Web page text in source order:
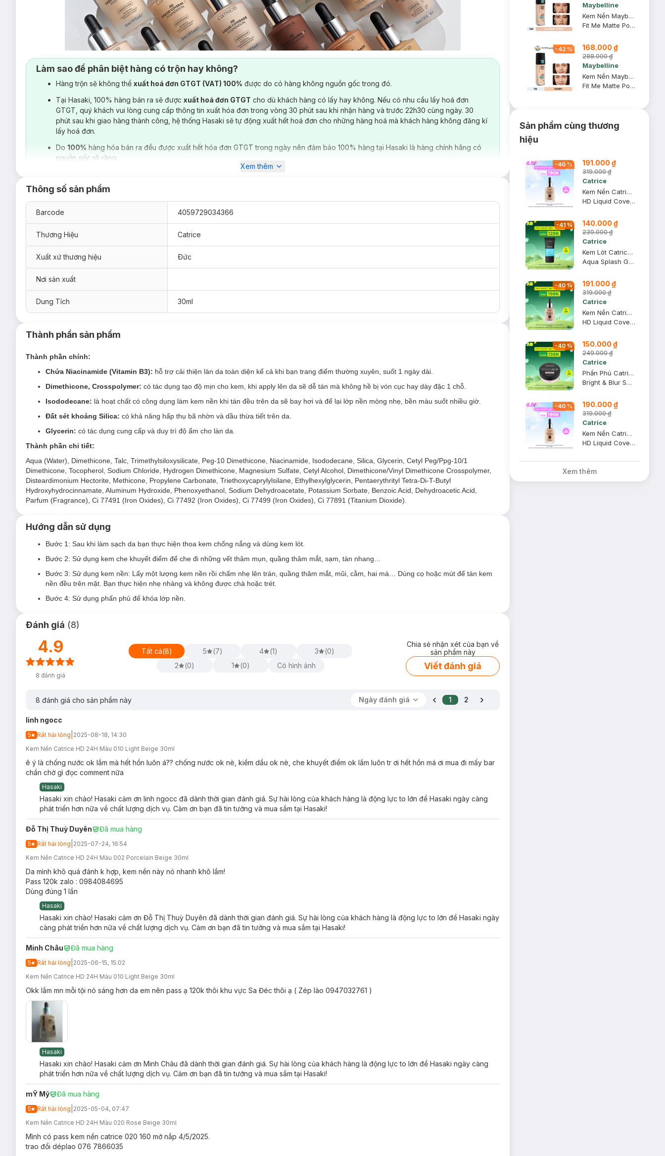
Kem Nền Catrice HD Liquid Coverage Foundation Che Phủ 24h
Màu 010 - Light Beige - Tông Tự Nhiên Trung Tính
Màu 020 - Rose Beige - Tông Hồng Tự Nhiên
Màu 002 - Porcelain Beige - Tông Da Sáng
Màu 008 - Fair Beige - Tông Sáng Vàng Tự Nhiên
Màu 005 - Ivory Beige - Tông Sáng Tự Nhiên
Kem Nền Catrice HD Liquid Coverage Foundation phù hợp với loại da nào?
Phù hợp với mọi loại da.
Ưu thế nổi bật của Kem Nền Catrice HD Liquid Coverage Foundation:
Kem nền làm sáng da, che khuyết điểm độ bám cao lên đến 24H, c
Công thức không chứa cồn, paraben.
Chứa Niacinamide (Vitamin B3)
Dimethicone, Crosspolymer
Isododecanelà hoạt chất có công dụng làm kem nền khi tán đều trên da sẽ bay hơi và để lại lớp nền mỏng nhẹ, bền màu suốt nhiều giờ.
Đất sét khoáng Silicacó khả năng hấp thụ bã nhờn và dầu thừa tiết trên da.
Glycerincó tác dụng cung cấp và duy trì độ ẩm cho làn da.
Che phủ tốt lỗ chân lông, khuyết điểm nếp nhăn nhẹ, vết chân chim trên gương mặt.
Lớp finish mịn lì nhưng không gây khô da, da vẫn có độ căng mướt nhất định.
Nhiều tone màu giúp dễ dàng chọn lựa, phù hợp nhiều nền da và phong cách trang điểm.
Che phủ đến 80% với vết thâm mụn, quầng thâm, các khuyết điểm trên da tạo nên lớp nền mịn màng, căng bóng.
100% sản phẩm thuần chay lành tính, không dầu, paraben, cồn, hạt nhựa vi mô.
Chất kem lỏng tiệp vào da nhẹ nhàng, không gây cảm giác bí da.
Hướng dẫn b ảo quản Kem Nền Catrice HD Liquid Coverage Foundation:
Để xa tầm tay trẻ em.
Đậy nắp kín sau khi sử dụng.
Làm sao để phân biệt hàng có trộn hay không?
Hàng trộn sẽ không thể xuất hoá đơn GTGT (VAT) 100% được do có hàng không nguồn gốc trong đó.
Tại Hasaki, 100% hàng bán ra sẽ được xuất hoá đơn GTGT cho dù khách hàng có lấy hay không. Nếu có nhu cầu lấy hoá đơn
GTGT, quý khách vui lòng cung cấp thông tin xuất hóa đơn trong vòng 30 phút sau khi nhận hàng và trước 22h30 cùng ngày. 30
phút sau khi giao hàng thành công, hệ thống Hasaki sẽ tự động xuất hết hoá đơn cho những hàng hoá mà khách hàng không đăng kí
lấy hoá đơn.
Do 100% hàng hóa bán ra đều được xuất hết hóa đơn GTGT trong ngày nên đảm bảo 100% hàng tại Hasaki là hàng chính hãng có
nguồn gốc rõ ràng.
Xem thêm
Thông số sản phẩm
Barcode 4059729034366
Thương Hiệu Catrice
Xuất xứ thương hiệu Ðức
Nơi sản xuất
Dung Tích 30ml
Thành phần sản phẩm
Thành phần chính:
Chứa Niacinamide (Vitamin B3): hỗ trợ cải thiện làn da toàn diện kể cả khi bạn trang điểm thường xuyên, suốt 1 ngày dài.
Dimethicone, Crosspolymer: có tác dụng tạo độ mịn cho kem, khi apply lên da sẽ dễ tán mà không hề bị vón cục hay dày đặc 1 chỗ.
Isododecane: là hoạt chất có công dụng làm kem nền khi tán đều trên da sẽ bay hơi và để lại lớp nền mỏng nhẹ, bền màu suốt nhiều giờ.
Đất sét khoáng Silica: có khả năng hấp thụ bã nhờn và dầu thừa tiết trên da.
Glycerin: có tác dụng cung cấp và duy trì độ ẩm cho làn da.
Thành phần chi tiết:
Aqua (Water), Dimethicone, Talc, Trimethylsiloxysilicate, Peg-10 Dimethicone, Niacinamide, Isododecane, Silica, Glycerin, Cetyl Peg/Ppg-10/1
Dimethicone, Tocopherol, Sodium Chloride, Hydrogen Dimethicone, Magnesium Sulfate, Cetyl Alcohol, Dimethicone/Vinyl Dimethicone Crosspolymer,
Disteardimonium Hectorite, Methicone, Propylene Carbonate, Triethoxycaprylylsilane, Ethylhexylglycerin, Pentaerythrityl Tetra-Di-T-Butyl
Hydroxyhydrocinnamate, Aluminum Hydroxide, Phenoxyethanol, Sodium Dehydroacetate, Potassium Sorbate, Benzoic Acid, Dehydroacetic Acid,
Parfum (Fragrance), Ci 77491 (Iron Oxides), Ci 77492 (Iron Oxides), Ci 77499 (Iron Oxides), Ci 77891 (Titanium Dioxide).
Hướng dẫn sử dụng
Bước 1: Sau khi làm sạch da bạn thực hiện thoa kem chống nắng và dùng kem lót.
Bước 2: Sử dụng kem che khuyết điểm để che đi những vết thâm mụn, quầng thâm mắt, sạm, tàn nhang…
Bước 3: Sử dụng kem nền: Lấy một lượng kem nền rồi chấm nhẹ lên trán, quầng thâm mắt, mũi, cằm, hai má… Dùng cọ hoặc mút để tán kem
nền đều trên mặt. Bạn thực hiện nhẹ nhàng và không được chà hoặc trét.
Bước 4: Sử dụng phấn phủ để khóa lớp nền.
Đánh giá (8)
4.9
8 đánh giá
Tất cả(8) 5 (7) 4 (1) 3 (0)
2
(0) 1 (0) Có hình ảnh
Chia sẻ nhận xét của bạn về
sản phẩm này
Viết đánh giá
8 đánh giá cho sản phẩm này Ngày đánh giá 1 2
linh ngocc
5 Rất hài lòng 2025-08-18, 14:30
Kem Nền Catrice HD 24H Màu 010 Light Beige 30ml
ê ý là chống nước ok lắm mà hết hồn luôn á?? chống nước ok nè, kiềm dầu ok nè, che khuyết điểm ok lắm luôn tr ơi hết hồn má ơi mua đi mấy bar
chần chờ gì đọc comment nữa
Hasaki
Hasaki xin chào! Hasaki cảm ơn linh ngocc đã dành thời gian đánh giá. Sự hài lòng của khách hàng là động lực to lớn để Hasaki ngày càng
phát triển hơn nữa về chất lượng dịch vụ. Cảm ơn bạn đã tin tưởng và mua sắm tại Hasaki!
Đỗ Thị Thuỳ Duyên Đã mua hàng
5 Rất hài lòng 2025-07-24, 16:54
Kem Nền Catrice HD 24H Màu 002 Porcelain Beige 30ml
Da mình khô quá đánh k hợp, kem nền này nó nhanh khô lắm!
Pass 120k zalo : 0984084695
Dùng đúng 1 lần
Hasaki
Hasaki xin chào! Hasaki cảm ơn Đỗ Thị Thuỳ Duyên đã dành thời gian đánh giá. Sự hài lòng của khách hàng là động lực to lớn để Hasaki ngày
càng phát triển hơn nữa về chất lượng dịch vụ. Cảm ơn bạn đã tin tưởng và mua sắm tại Hasaki!
Minh Châu Đã mua hàng
5 Rất hài lòng 2025-06-15, 15:02
Kem Nền Catrice HD 24H Màu 010 Light Beige 30ml
Okk lắm mn mỗi tội nó sáng hơn da em nên pass ạ 120k thôi khu vực Sa Đéc thôi ạ ( Zép lào 0947032761 )
Hasaki
Hasaki xin chào! Hasaki cảm ơn Minh Châu đã dành thời gian đánh giá. Sự hài lòng của khách hàng là động lực to lớn để Hasaki ngày càng
phát triển hơn nữa về chất lượng dịch vụ. Cảm ơn bạn đã tin tưởng và mua sắm tại Hasaki!
mỸ Mỹ Đã mua hàng
5 Rất hài lòng 2025-05-04, 07:47
Kem Nền Catrice HD 24H Màu 020 Rose Beige 30ml
Mình có pass kem nền catrice 020 160 mở nắp 4/5/2025.
trao đổi déplao 076 7866035
Maybelline
Kem Nền Maybelline Mịn Nhẹ Kiềm Dầu Chống Nắng #120 30ml
Fit Me Matte Poreless Foundation SPF 22 PA+++ #120 Classic Ivory
-42 % 168.000 ₫
288.000 ₫
Maybelline
Kem Nền Maybelline Mịn Nhẹ Kiềm Dầu Chống Nắng #115 30ml
Fit Me Matte Poreless Foundation SPF 22 PA+++ #115 Ivory
Sản phẩm cùng thương
hiệu
-40% 191.000 ₫
319.000 ₫
Catrice
Kem Nền Catrice Kiềm Dầu Che Phủ 030 Tông Vàng Tự Nhiên 30ml
HD Liquid Coverage Foundation #Sand Beige
-41% 140.000 ₫
239.000 ₫
Catrice
Kem Lót Catrice Kiềm Dầu Dưỡng Ẩm 30ml
Aqua Splash Grip Primer
-40% 191.000 ₫
319.000 ₫
Catrice
Kem Nền Catrice Kiềm Dầu Che Phủ 020 Tông Hồng Tự Nhiên 30ml
HD Liquid Coverage Foundation #Rose Beige
-40% 150.000 ₫
249.000 ₫
Catrice
Phấn Phủ Catrice Nâng Tông Mịn Lì 020 Sáng Hồng Tự Nhiên 8g
Bright & Blur Setting Powder #Soft Pink
-40% 190.000 ₫
319.000 ₫
Catrice
Kem Nền Catrice Kiềm Dầu Che Phủ 008 Sáng Vàng Tự Nhiên 30ml
HD Liquid Coverage Foundation #Fair Beige
Xem thêm